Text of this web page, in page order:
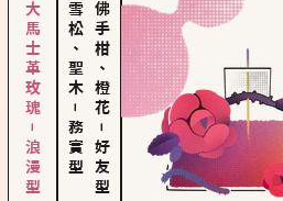
大馬士革玫瑰－浪漫型 雪松、聖木
－
務實型
佛手柑、橙花
－
好友型